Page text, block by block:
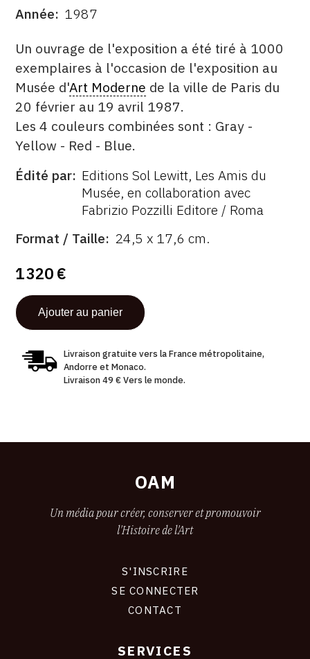
CGU
CGV
SUIVEZ-NOUS
FACEBOOK
PINTEREST
DATE
Année 1987
DESCRITPTION
Un ouvrage de l'exposition a été tiré à 1000
exemplaires à l'occasion de l'exposition au
Musée d'Art Moderne de la ville de Paris du
20 février au 19 avril 1987.
Les 4 couleurs combinées sont : Gray -
Yellow - Red - Blue.
ÉDITÉ
Édité par Editions Sol Lewitt, Les Amis du
Musée, en collaboration avec
Fabrizio Pozzilli Editore / Roma
FORMAT
Format / Taille 24,5 x 17,6 cm.
ÉTAT
1 320 €
Livraison gratuite vers la France métropolitaine,
Andorre et Monaco.
Livraison 49 € Vers le monde.
OAM
Un média pour créer, conserver et promouvoir
l'Histoire de l'Art
S'INSCRIRE
SE CONNECTER
CONTACT
SERVICES